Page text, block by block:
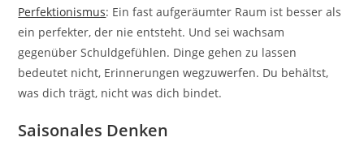
Perfektionismus: Ein fast aufgeräumter Raum ist besser als
ein perfekter, der nie entsteht. Und sei wachsam
gegenüber Schuldgefühlen. Dinge gehen zu lassen
bedeutet nicht, Erinnerungen wegzuwerfen. Du behältst,
was dich trägt, nicht was dich bindet.
Saisonales Denken